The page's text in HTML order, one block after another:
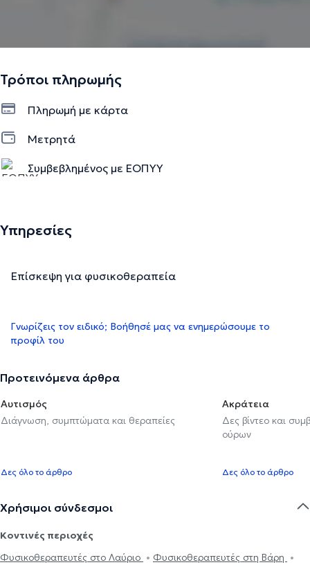
Τρόποι πληρωμής
Πληρωμή με κάρτα
Μετρητά
Συμβεβλημένος με ΕΟΠΥΥ
Υπηρεσίες
Επίσκεψη για φυσικοθεραπεία
Γνωρίζεις τον ειδικό; Βοήθησέ μας να ενημερώσουμε το
προφίλ του
Προτεινόμενα άρθρα
Αυτισμός
Διάγνωση, συμπτώματα και θεραπείες
Δες όλο το άρθρο
Ακράτεια
Δες βίντεο και
ούρων
Δες όλο το άρθρο
Χρήσιμοι σύνδεσμοι
Κοντινές περιοχές
Φυσικοθεραπευτές στο Λαύριο
Φυσικοθεραπευτές στη Βάρη